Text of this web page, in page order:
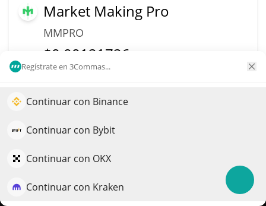
Regístrate en 3Commas...
Continuar con Binance
Continuar con Bybit
Continuar con OKX
Continuar con Kraken
Market Making Pro
MMPRO
$0,00121726
Mercado
JunoCash
Impulse el crecimiento de su portafolio con IA
QuantPilot es una plataforma integral de estrategias donde
sus estrategias y realizan investigación de mercado
Pruébelo gratis